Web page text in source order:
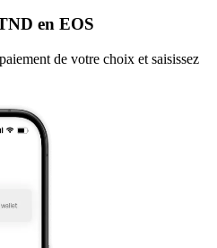
en EOS
de votre choix et saisissez